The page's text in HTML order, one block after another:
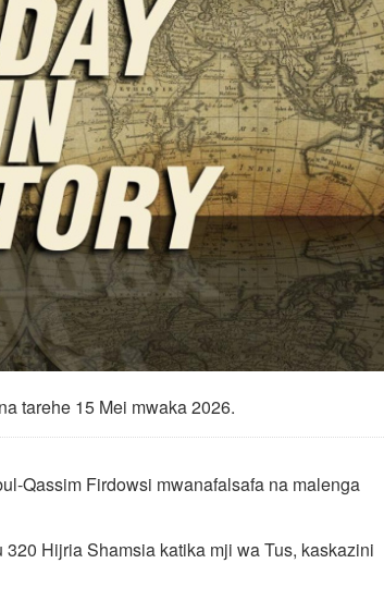
tarehe 15 Mei mwaka 2026.
Qassim Firdowsi mwanafalsafa na malenga
Hijria Shamsia katika mji wa Tus, kaskazini